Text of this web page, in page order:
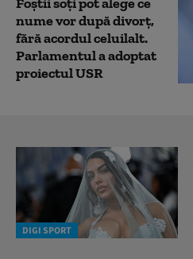
nume vor după divorț,
fără acordul celuilalt.
Parlamentul a adoptat
proiectul USR
DIGI SPORT